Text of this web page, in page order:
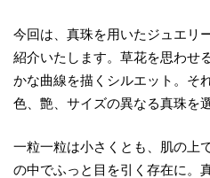
今回は、真珠を用いたジュエリ
紹介いたします。草花を思わせ
かな曲線を描くシルエット。そ
色、艶、サイズの異なる真珠を
一粒一粒は小さくとも、肌の上
の中でふっと目を引く存在に。